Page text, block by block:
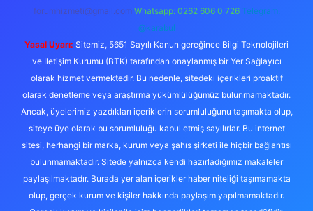
forumhizmeti@gmail.com Whatsapp: 0262 606 0 726 Telegram:
@karabul
Yasal Uyarı: Sitemiz, 5651 Sayılı Kanun gereğince Bilgi Teknolojileri
ve İletişim Kurumu (BTK) tarafından onaylanmış bir Yer Sağlayıcı
olarak hizmet vermektedir. Bu nedenle, sitedeki içerikleri proaktif
olarak denetleme veya araştırma yükümlülüğümüz bulunmamaktadır.
Ancak, üyelerimiz yazdıkları içeriklerin sorumluluğunu taşımakta olup,
siteye üye olarak bu sorumluluğu kabul etmiş sayılırlar. Bu internet
sitesi, herhangi bir marka, kurum veya şahıs şirketi ile hiçbir bağlantısı
bulunmamaktadır. Sitede yalnızca kendi hazırladığımız makaleler
paylaşılmaktadır. Burada yer alan içerikler haber niteliği taşımamakta
olup, gerçek kurum ve kişiler hakkında paylaşım yapılmamaktadır.